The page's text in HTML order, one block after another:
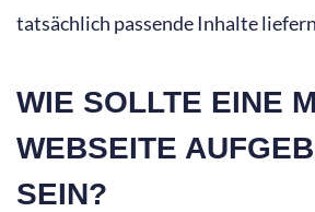
tatsächlich passende Inhalte
WIE SOLLTE EINE
WEBSEITE
SEIN?